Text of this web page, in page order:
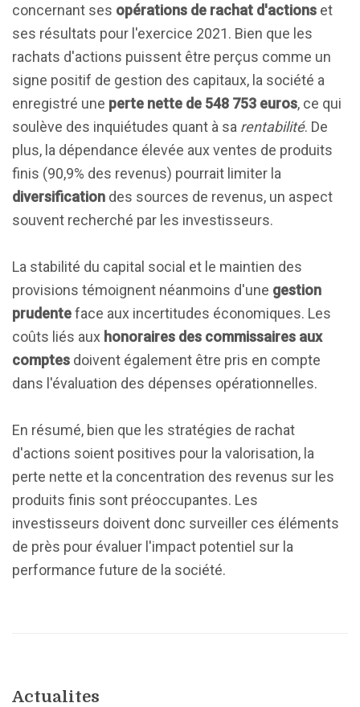
concernant ses opérations de rachat d'actions et
ses résultats pour l'exercice 2021. Bien que les
rachats d'actions puissent être perçus comme un
signe positif de gestion des capitaux, la société a
enregistré une perte nette de 548 753 euros, ce qui
soulève des inquiétudes quant à sa rentabilité. De
plus, la dépendance élevée aux ventes de produits
finis (90,9% des revenus) pourrait limiter la
diversification des sources de revenus, un aspect
souvent recherché par les investisseurs.
La stabilité du capital social et le maintien des
provisions témoignent néanmoins d'une gestion
prudenteface aux incertitudes économiques. Les
coûts liés aux honoraires des commissaires aux
comptes doivent également être pris en compte
dans l'évaluation des dépenses opérationnelles.
En résumé, bien que les stratégies de rachat
d'actions soient positives pour la valorisation, la
perte nette et la concentration des revenus sur les
produits finis sont préoccupantes. Les
investisseurs doivent donc surveiller ces éléments
de près pour évaluer l'impact potentiel sur la
performance future de la société.
Actualites